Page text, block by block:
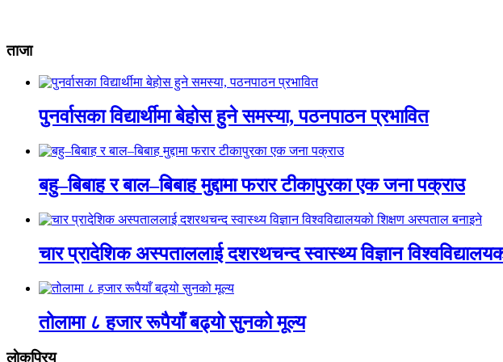
ताजा
पुनर्वासका विद्यार्थीमा बेहोस हुने समस्या, पठनपाठन प्रभावित
बहु–बिबाह र बाल–बिबाह मुद्दामा फरार टीकापुरका एक जना पक्राउ
चार प्रादेशिक अस्पताललाई दशरथचन्द स्वास्थ्य विज्ञान
तोलामा ८ हजार रूपैयाँ बढ्यो सुनको मूल्य
लाेकप्रिय